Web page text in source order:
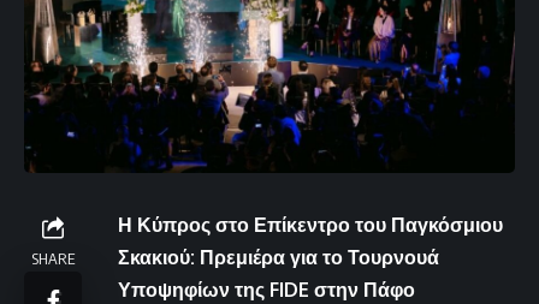
SHARE
Η Κύπρος στο Επίκεντρο του Παγκόσμιου
Σκακιού: Πρεμιέρα για το Τουρνουά
Υποψηφίων της FIDE στην Πάφο